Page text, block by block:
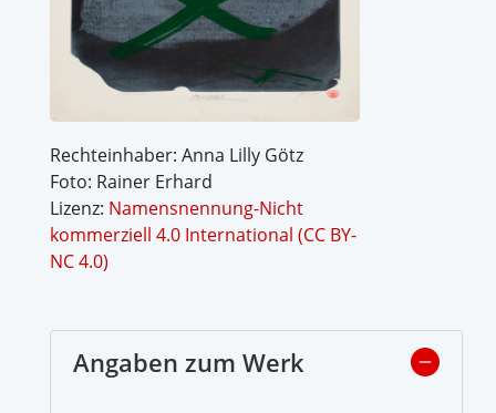
Rechteinhaber: Anna Lilly Götz
Foto: Rainer Erhard
Lizenz: Namensnennung-Nicht
kommerziell 4.0 International (CC BY-
NC 4.0)
Angaben zum Werk